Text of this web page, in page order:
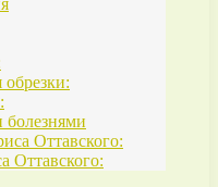
болезнями
Оттавского:
Оттавского: